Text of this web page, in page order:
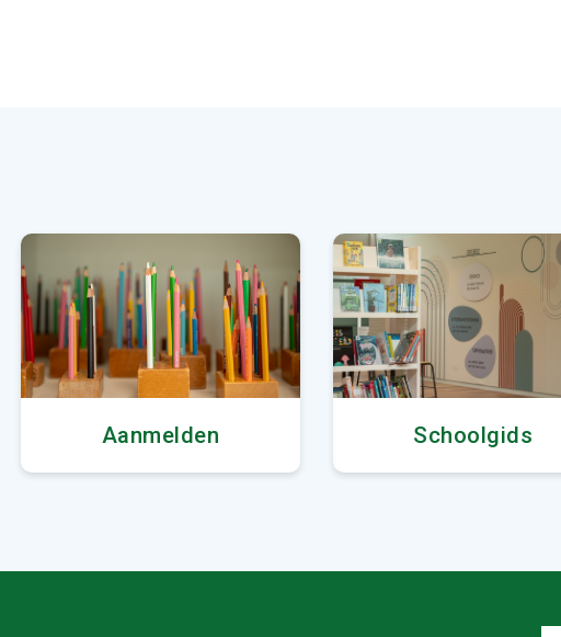
Aanmelden Schoolgids